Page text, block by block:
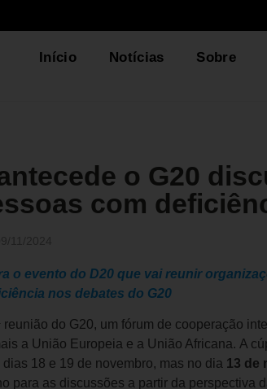
Início Notícias Sobre
o G20
com
o evento do D20 que vai reunir
nos debates do G20
reunião do G20, um fórum de cooperação
a União Europeia e a União Africana. A
18 e 19 de novembro, mas no dia 13 de
para as discussões a partir da perspectiva